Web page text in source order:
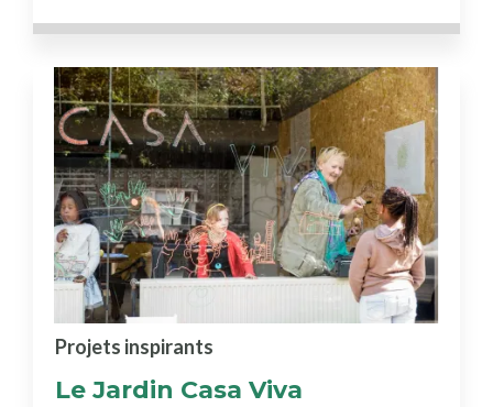
Le Jardin Casa Viva
Projets inspirants